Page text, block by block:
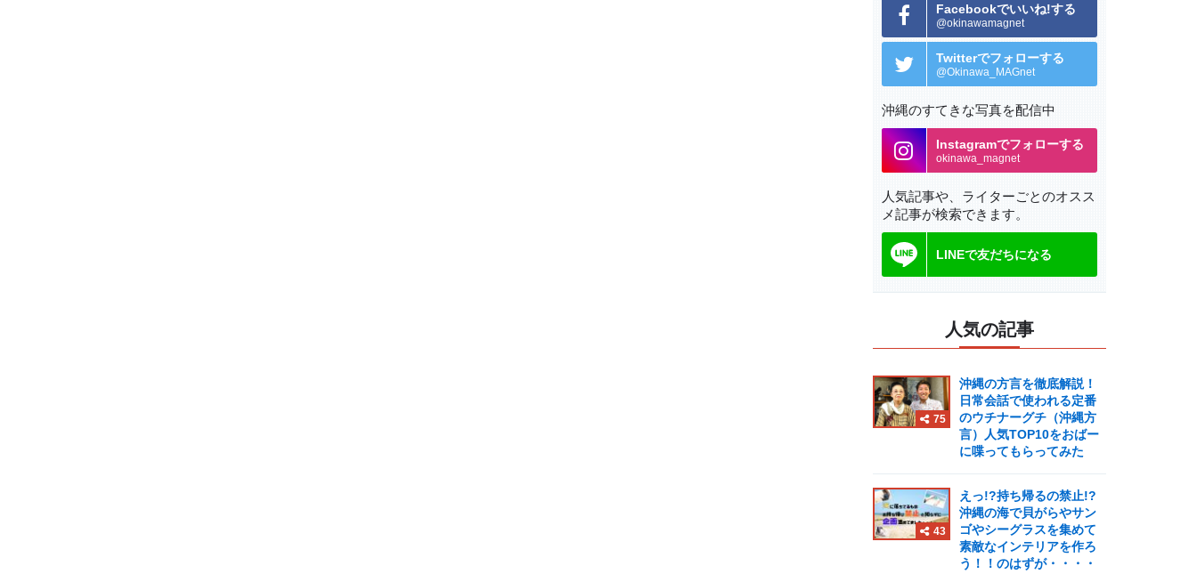
Facebookでいいね!する
@okinawamagnet
Twitterでフォローする
@Okinawa_MAGnet
沖縄のすてきな写真を配信中
Instagramでフォローする
okinawa_magnet
人気記事や、ライターごとのオスス
メ記事が検索できます。
LINEで友だちになる
人気の記事
75
沖縄の方言を徹底解説！
日常会話で使われる定番
のウチナーグチ（沖縄方
言）人気TOP10をおばー
に喋ってもらってみた
43
えっ!?持ち帰るの禁止!?
沖縄の海で貝がらやサン
ゴやシーグラスを集めて
素敵なインテリアを作ろ
う！！のはずが・・・・